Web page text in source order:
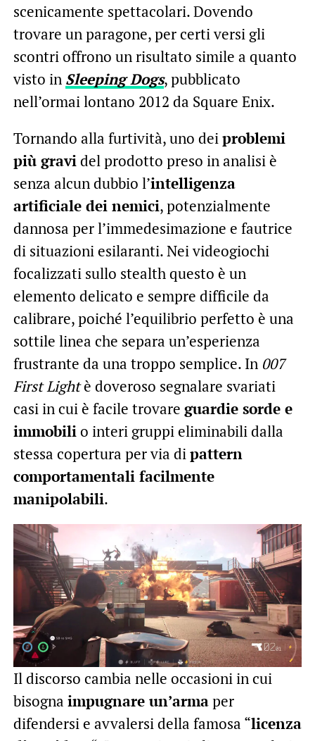
scenicamente spettacolari. Dovendo
trovare un paragone, per certi versi gli
scontri offrono un risultato simile a quanto
visto in Sleeping Dogs, pubblicato
nell’ormai lontano 2012 da Square Enix.
Tornando alla furtività, uno deiproblemi
più gravidel prodotto preso in analisi è
senza alcun dubbio l’intelligenza
artificiale dei nemici, potenzialmente
dannosa per l’immedesimazione e fautrice
di situazioni esilaranti. Nei videogiochi
focalizzati sullo stealth questo è un
elemento delicato e sempre difficile da
calibrare, poiché l’equilibrio perfetto è una
sottile linea che separa un’esperienza
frustrante da una troppo semplice. In 007
First Lightè doveroso segnalare svariati
casi in cui è facile trovare guardie sorde e
immobilio interi gruppi eliminabili dalla
stessa copertura per via dipattern
comportamentali facilmente
manipolabili.
Il discorso cambia nelle occasioni in cui
bisogna impugnare un’armaper
difendersi e avvalersi della famosa “licenza